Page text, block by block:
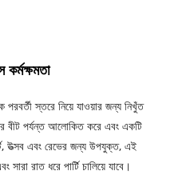
কর্মক্ষমতা
পরবর্তী স্তরে নিয়ে যাওয়ার জন্য নিখুঁত
বীট পর্যন্ত আলোকিত করে এবং একটি
উত্সব এবং রেভের জন্য উপযুক্ত, এই
সারা রাত ধরে পার্টি চালিয়ে যাবে।